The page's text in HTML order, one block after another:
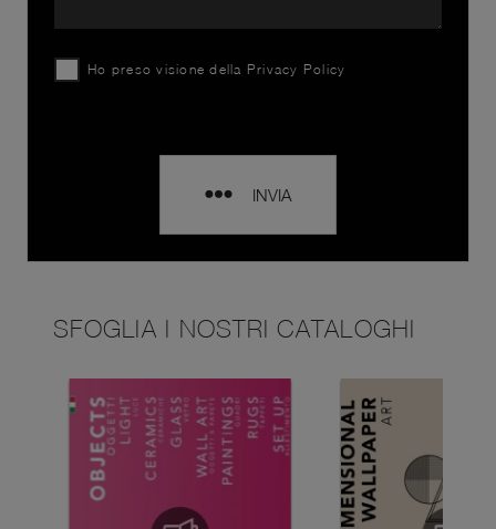
Ho preso visione della Privacy Policy
INVIA
SFOGLIA I NOSTRI CATALOGHI